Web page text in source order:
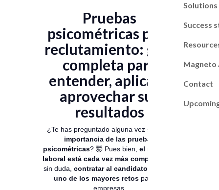
Solutions
Success
Magneto
Contact
Pruebas
psicométricas para
reclutamiento: guía
completa para
entender, aplicar y
aprovechar sus
resultados
¿Te has preguntado alguna vez sobre la
importancia de las pruebas
psicométricas? 🤯 Pues bien, el mercado
laboral está cada vez más competitivo
sin duda, contratar al candidato ideal es
uno de los mayores retospara las
empresas.